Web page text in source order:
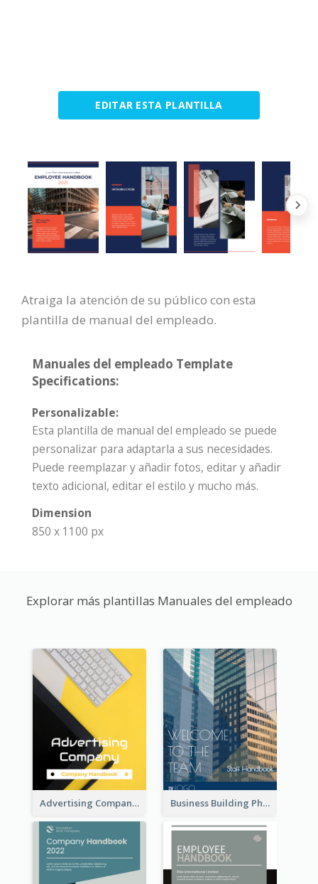
EDITAR ESTA PLANTILLA
Atraiga la atención de su público con esta
plantilla de manual del empleado.
Manuales del empleado Template
Specifications:
Personalizable:
Esta plantilla de manual del empleado se puede
personalizar para adaptarla a sus necesidades.
Puede reemplazar y añadir fotos, editar y añadir
texto adicional, editar el estilo y mucho más.
Dimension
850 x 1100 px
Explorar más plantillas Manuales del empleado
Advertising Company Employee Handbook Business Building Photo Employee Handbook